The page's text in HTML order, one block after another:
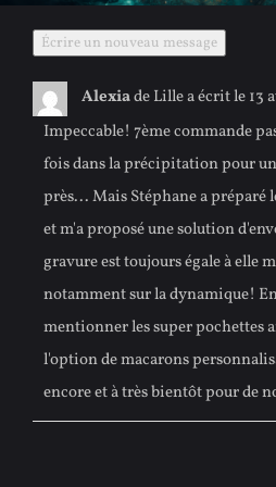
AlexiadeLillea écrit le13
Impeccable! 7ème commande
fois dans la précipitation pour un
près... Mais Stéphane a préparé
et m'a proposé une solution
gravure est toujours égale à elle
notamment sur la dynamique!
mentionner les super pochettes
l'option de macarons
encore et à très bientôt pour de